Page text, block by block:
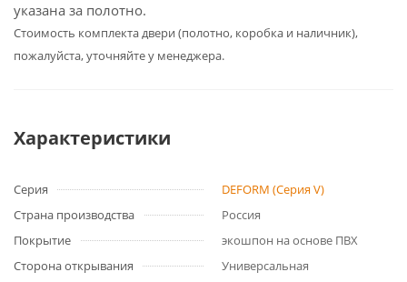
указана за полотно.
Cтоимость комплекта двери (полотно, коробка и наличник),
пожалуйста, уточняйте у менеджера.
Характеристики
Серия
DEFORM (Серия V)
Страна производства
Россия
Покрытие
экошпон на основе ПВХ
Сторона открывания
Универсальная